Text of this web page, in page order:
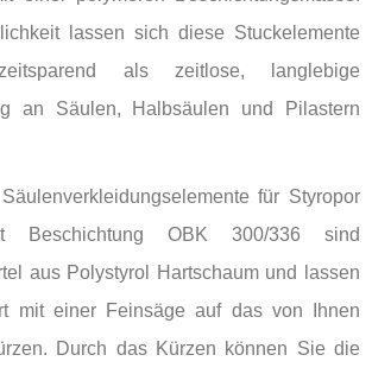
lassen sich diese Stuckelemente
als zeitlose, langlebige
an Säulen, Halbsäulen und Pilastern
für Styropor
Beschichtung OBK 300/336 sind
aus Polystyrol Hartschaum und lassen
mit einer Feinsäge auf das von Ihnen
Durch das Kürzen können Sie die